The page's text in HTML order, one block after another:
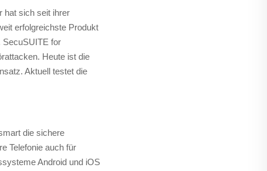
hat sich seit ihrer
erfolgreichste Produkt
SecuSUITE for
Heute ist die
Aktuell testet die
die sichere
Telefonie auch für
Android und iOS